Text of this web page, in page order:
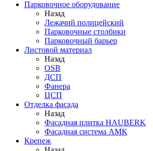
Парковочное оборудование
Назад
Лежачий полицейский
Парковочные столбики
Парковочный барьер
Листовой материал
Назад
OSB
ДСП
Фанера
ЦСП
Отделка фасада
Назад
Фасадная плитка HAUBERK
Фасадная система АМК
Крепеж